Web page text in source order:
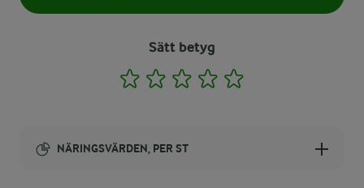
Sätt betyg
1 2 3 4
NÄRINGSVÄRDEN, PER ST